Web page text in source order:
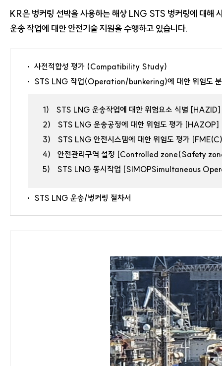
KR은 벙커링 선박을 사용하는 해상 LNG STS 벙커링에 대해
운송 작업에 대한 안전기술 지원을 수행하고 있습니다.
사전적합성 평가 (Compatibility Study)
STS LNG 작업(Operation/bunkering)에 대한 위험도
1)
STS LNG 운송작업에 대한 위험요소 식별 [HAZID]
2)
STS LNG 운송공정에 대한 위험도 평가 [HAZOP]
3)
STS LNG 안전시스템에 대한 위험도 평가
4)
안전관리구역 설정 [Controlled zone(Safety
5)
STS LNG 동시작업 [SIMOPSimultaneous
STS LNG 운송/벙커링 절차서